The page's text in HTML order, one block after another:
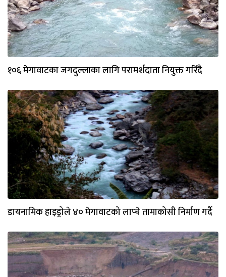
१०६ मेगावाटका जगदुल्लाका लागि परामर्शदाता नियुक्त गरिँदै
डायनामिक हाइड्रोले ४० मेगावाटको लाप्चे तामाकोसी निर्माण गर्दै